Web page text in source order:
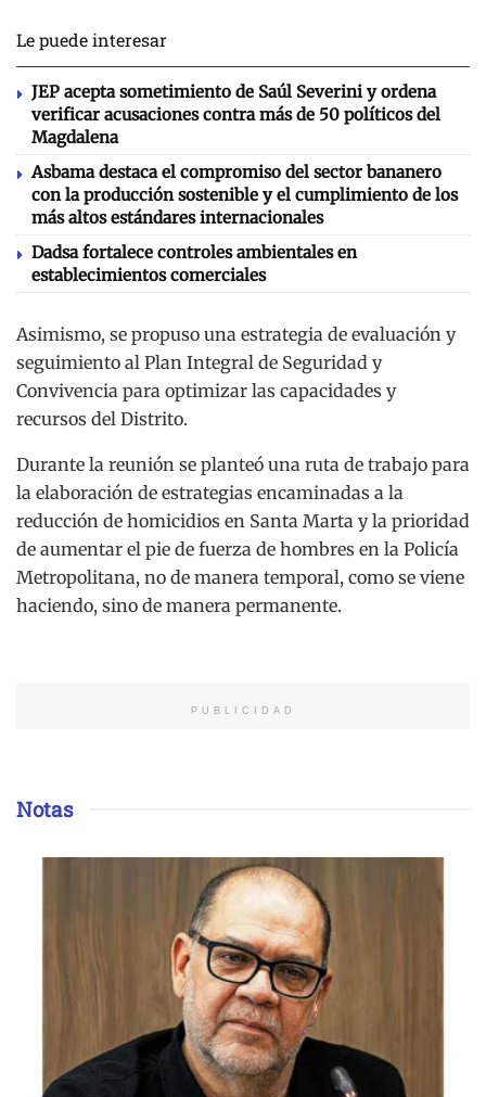
Le puede interesar
JEP acepta sometimiento de Saúl Severini y ordena
verificar acusaciones contra más de 50 políticos del
Magdalena
Asbama destaca el compromiso del sector bananero
con la producción sostenible y el cumplimiento de los
más altos estándares internacionales
Dadsa fortalece controles ambientales en
establecimientos comerciales
Asimismo, se propuso una estrategia de evaluación y
seguimiento al Plan Integral de Seguridad y
Convivencia para optimizar las capacidades y
recursos del Distrito.
Durante la reunión se planteó una ruta de trabajo para
la elaboración de estrategias encaminadas a la
reducción de homicidios en Santa Marta y la prioridad
de aumentar el pie de fuerza de hombres en la Policía
Metropolitana, no de manera temporal, como se viene
haciendo, sino de manera permanente.
PUBLICIDAD
Notas